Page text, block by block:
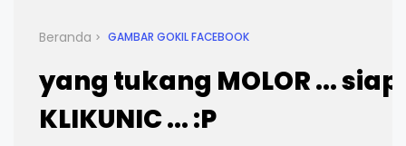
Beranda GAMBAR GOKIL FACEBOOK
yang tukang MOLOR ... siap
KLIKUNIC ... :P